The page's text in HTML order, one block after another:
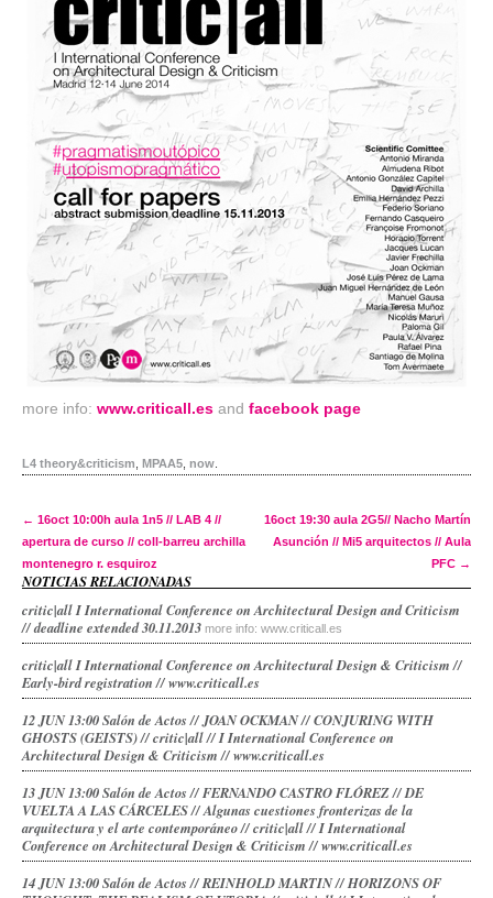
more info: www.criticall.es and facebook page
L4 theory&criticism MPAA5 now
Post navigation
← 16oct 10:00h aula 1n5 // LAB 4 //
apertura de curso // coll-barreu archilla
montenegro r. esquiroz
16oct 19:30 aula 2G5// Nacho Martín
Asunción // Mi5 arquitectos // Aula
PFC →
NOTICIAS RELACIONADAS
critic|all I International Conference on Architectural Design and Criticism
// deadline extended 30.11.2013 more info: www.criticall.es
critic|all I International Conference on Architectural Design & Criticism //
Early-bird registration // www.criticall.es
12 JUN 13:00 Salón de Actos // JOAN OCKMAN // CONJURING WITH
GHOSTS (GEISTS) // critic|all // I International Conference on
Architectural Design & Criticism // www.criticall.es
13 JUN 13:00 Salón de Actos // FERNANDO CASTRO FLÓREZ // DE
VUELTA A LAS CÁRCELES // Algunas cuestiones fronterizas de la
arquitectura y el arte contemporáneo // critic|all // I International
Conference on Architectural Design & Criticism // www.criticall.es
14 JUN 13:00 Salón de Actos // REINHOLD MARTIN // HORIZONS OF